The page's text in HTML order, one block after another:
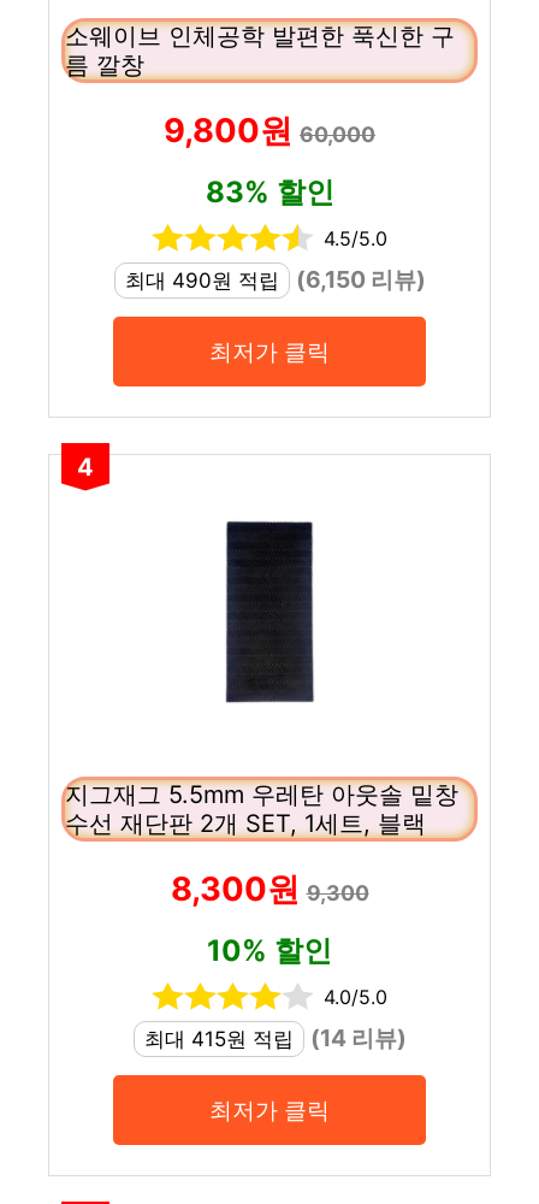
소웨이브 인체공학 발편한 푹신한 구
름 깔창
9,800원 60,000
83% 할인
4.5/5.0
최대 490원 적립
(6,150 리뷰)
최저가 클릭
4
지그재그 5.5mm 우레탄 아웃솔 밑창
수선 재단판 2개 SET, 1세트, 블랙
8,300원9,300
10% 할인
4.0/5.0
최대 415원 적립
(14 리뷰)
최저가 클릭